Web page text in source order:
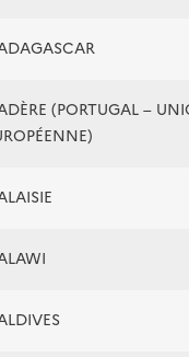
(PORTUGAL –